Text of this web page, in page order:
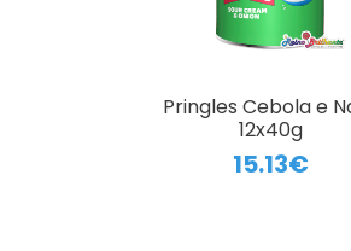
Pringles Cebola e
12x40g
15.13€